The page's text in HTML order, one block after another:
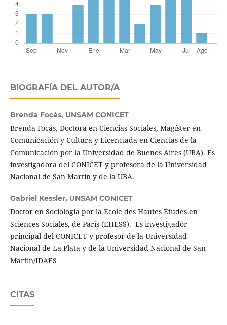
BIOGRAFÍA DEL AUTOR/A
Brenda Focás, UNSAM CONICET
Brenda Focás, Doctora en Ciencias Sociales, Magíster en
Comunicación y Cultura y Licenciada en Ciencias de la
Comunicación por la Universidad de Buenos Aires (UBA). Es
investigadora del CONICET y profesora de la Universidad
Nacional de San Martín y de la UBA.
Gabriel Kessler, UNSAM CONICET
Doctor en Sociología por la École des Hautes Études en
Sciences Sociales, de París (EHESS). Es investigador
principal del CONICET y profesor de la Universidad
Nacional de La Plata y de la Universidad Nacional de San
Martín/IDAES
CITAS